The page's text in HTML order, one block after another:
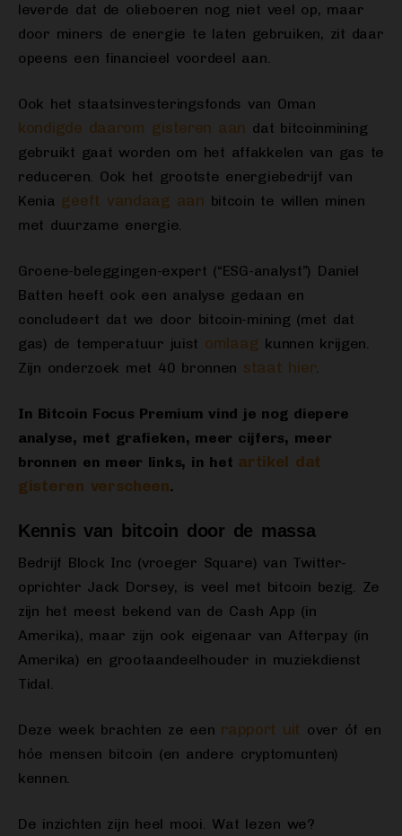
leverde dat de olieboeren nog niet veel op, maar
door miners de energie te laten gebruiken, zit daar
opeens een financieel voordeel aan.
Ook het staatsinvesteringsfonds van Oman
kondigde daarom gisteren aan dat bitcoinmining
gebruikt gaat worden om het affakkelen van gas te
reduceren. Ook het grootste energiebedrijf van
Kenia geeft vandaag aan bitcoin te willen minen
met duurzame energie.
Groene-beleggingen-expert (“ESG-analyst”) Daniel
Batten heeft ook een analyse gedaan en
concludeert dat we door bitcoin-mining (met dat
gas) de temperatuur juist omlaag kunnen krijgen.
Zijn onderzoek met 40 bronnen staat hier.
In Bitcoin Focus Premium vind je nog diepere
analyse, met grafieken, meer cijfers, meer
bronnen en meer links, in het artikel dat
gisteren verscheen.
Kennis van bitcoin door de massa
Bedrijf Block Inc (vroeger Square) van Twitter-
oprichter Jack Dorsey, is veel met bitcoin bezig. Ze
zijn het meest bekend van de Cash App (in
Amerika), maar zijn ook eigenaar van Afterpay (in
Amerika) en grootaandeelhouder in muziekdienst
Tidal.
Deze week brachten ze een rapport uit over óf en
hóe mensen bitcoin (en andere cryptomunten)
kennen.
De inzichten zijn heel mooi. Wat lezen we?